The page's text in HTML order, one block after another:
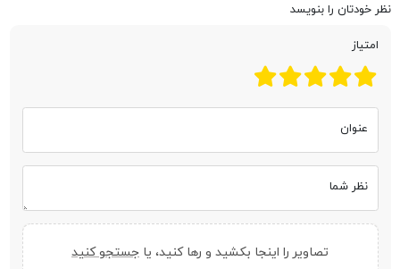
نظر خودتان را بنویسد
امتیاز
عنوان
نظر شما
تصاویر را اینجا بکشید و رها کنید، یا جستجو کنید